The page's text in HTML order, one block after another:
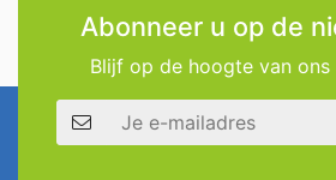
Abonneer u op de
Blijf op de hoogte van ons
E-mailadres